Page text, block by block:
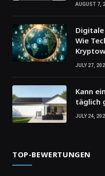
AUGUST 7,
Wie
JULY 27,
Kann
täglich
JULY 24,
TOP-BEWERTUNGEN